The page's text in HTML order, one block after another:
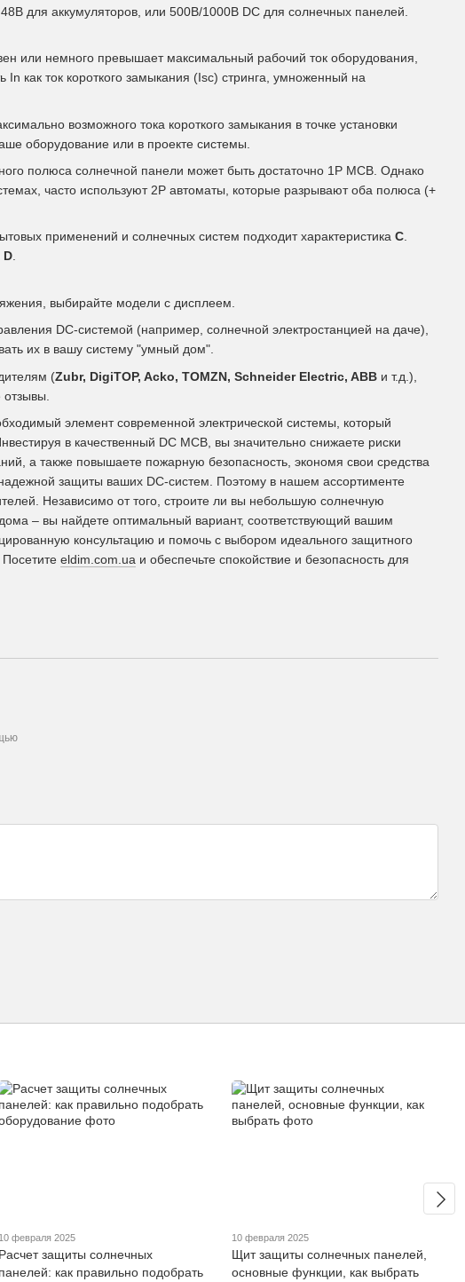
для аккумуляторов, или 500В/1000В DC для солнечных панелей.
или немного превышает максимальный рабочий ток оборудования,
как ток короткого замыкания (Isc) стринга, умноженный на
возможного тока короткого замыкания в точке установки
оборудование или в проекте системы.
полюса солнечной панели может быть достаточно 1P MCB. Однако
часто используют 2P автоматы, которые разрывают оба полюса (+
применений и солнечных систем подходит характеристика C.
D.
выбирайте модели с дисплеем.
DC-системой (например, солнечной электростанцией на даче),
их в вашу систему "умный дом".
(Zubr, DigiTOP, Acko, TOMZN, Schneider Electric, ABB и т.д.),
элемент современной электрической системы, который
в качественный DC MCB, вы значительно снижаете риски
а также повышаете пожарную безопасность, экономя свои средства
защиты ваших DC-систем. Поэтому в нашем ассортименте
Независимо от того, строите ли вы небольшую солнечную
– вы найдете оптимальный вариант, соответствующий вашим
консультацию и помочь с выбором идеального защитного
eldim.com.ua и обеспечьте спокойствие и безопасность для
10 февраля 2025
Расчет защиты солнечных
панелей: как правильно подобрать
10 февраля 2025
Щит защиты солнечных панелей,
основные функции, как выбрать